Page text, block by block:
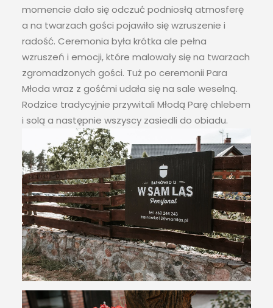
momencie dało się odczuć podniosłą atmosferę
a na twarzach gości pojawiło się wzruszenie i
radość. Ceremonia była krótka ale pełna
wzruszeń i emocji, które malowały się na twarzach
zgromadzonych gości. Tuż po ceremonii Para
Młoda wraz z gośćmi udała się na sale weselną.
Rodzice tradycyjnie przywitali Młodą Parę chlebem
i solą a następnie wszyscy zasiedli do obiadu.